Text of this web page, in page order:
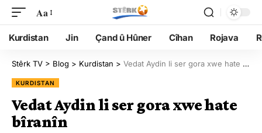
Aa
Kurdistan Jin Çand û Hûner Cîhan Rojava
Stêrk TV > Blog > Kurdistan > Vedat Aydin li ser gora xwe hate bîranîn
KURDISTAN
Vedat Aydin li ser gora xwe hate
bîranîn